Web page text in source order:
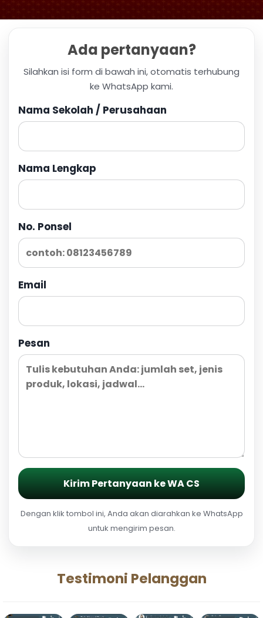
Ada pertanyaan?
Silahkan isi form di bawah ini, otomatis terhubung
ke WhatsApp kami.
Nama Sekolah / Perusahaan
Nama Lengkap
No. Ponsel
Email
Pesan
Kirim Pertanyaan ke WA CS
Dengan klik tombol ini, Anda akan diarahkan ke WhatsApp
untuk mengirim pesan.
Testimoni Pelanggan